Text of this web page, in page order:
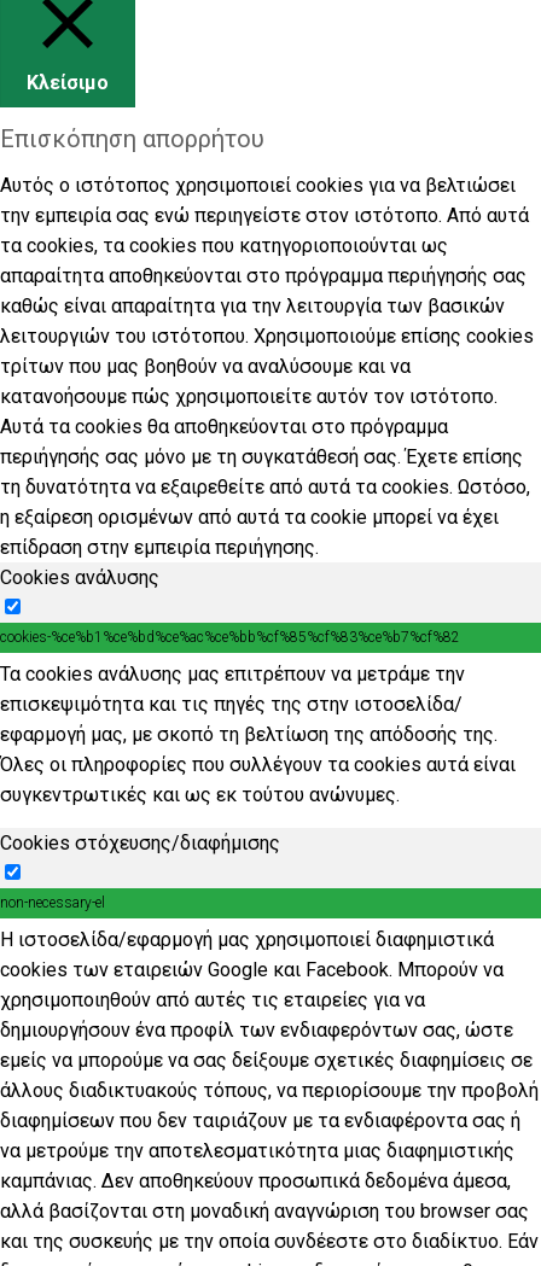
Κλείσιμο
Επισκόπηση απορρήτου
Αυτός ο ιστότοπος χρησιμοποιεί cookies για να βελτιώσει
την εμπειρία σας ενώ περιηγείστε στον ιστότοπο. Από αυτά
τα cookies, τα cookies που κατηγοριοποιούνται ως
απαραίτητα αποθηκεύονται στο πρόγραμμα περιήγησής σας
καθώς είναι απαραίτητα για την λειτουργία των βασικών
λειτουργιών του ιστότοπου. Χρησιμοποιούμε επίσης cookies
τρίτων που μας βοηθούν να αναλύσουμε και να
κατανοήσουμε πώς χρησιμοποιείτε αυτόν τον ιστότοπο.
Αυτά τα cookies θα αποθηκεύονται στο πρόγραμμα
περιήγησής σας μόνο με τη συγκατάθεσή σας. Έχετε επίσης
τη δυνατότητα να εξαιρεθείτε από αυτά τα cookies. Ωστόσο,
η εξαίρεση ορισμένων από αυτά τα cookie μπορεί να έχει
επίδραση στην εμπειρία περιήγησης.
Cookies ανάλυσης
cookies-%ce%b1%ce%bd%ce%ac%ce%bb%cf%85%cf%83%ce%b7%cf%82
Τα cookies ανάλυσης μας επιτρέπουν να μετράμε την
επισκεψιμότητα και τις πηγές της στην ιστοσελίδα/
εφαρμογή μας, με σκοπό τη βελτίωση της απόδοσής της.
Όλες οι πληροφορίες που συλλέγουν τα cookies αυτά είναι
συγκεντρωτικές και ως εκ τούτου ανώνυμες.
Cookies στόχευσης/διαφήμισης
non-necessary-el
Η ιστοσελίδα/εφαρμογή μας χρησιμοποιεί διαφημιστικά
cookies των εταιρειών Google και Facebook. Μπορούν να
χρησιμοποιηθούν από αυτές τις εταιρείες για να
δημιουργήσουν ένα προφίλ των ενδιαφερόντων σας, ώστε
εμείς να μπορούμε να σας δείξουμε σχετικές διαφημίσεις σε
άλλους διαδικτυακούς τόπους, να περιορίσουμε την προβολή
διαφημίσεων που δεν ταιριάζουν με τα ενδιαφέροντα σας ή
να μετρούμε την αποτελεσματικότητα μιας διαφημιστικής
καμπάνιας. Δεν αποθηκεύουν προσωπικά δεδομένα άμεσα,
αλλά βασίζονται στη μοναδική αναγνώριση του browser σας
και της συσκευής με την οποία συνδέεστε στο διαδίκτυο. Εάν